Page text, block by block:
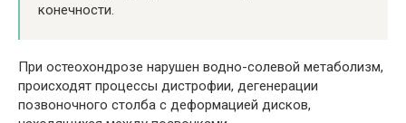
конечности.
При остеохондрозе нарушен водно-солевой метаболизм,
происходят процессы дистрофии, дегенерации
позвоночного столба с деформацией дисков,